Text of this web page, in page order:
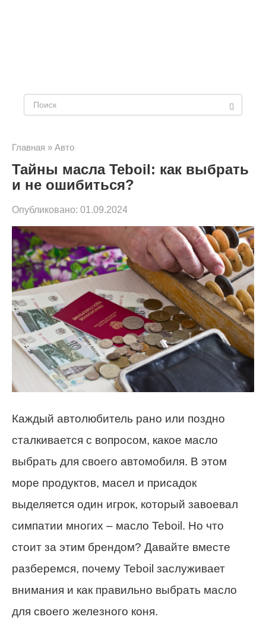
Главная » Авто
Тайны масла Teboil: как выбрать
и не ошибиться?
Опубликовано: 01.09.2024
Каждый автолюбитель рано или поздно
сталкивается с вопросом, какое масло
выбрать для своего автомобиля. В этом
море продуктов, масел и присадок
выделяется один игрок, который завоевал
симпатии многих – масло Teboil. Но что
стоит за этим брендом? Давайте вместе
разберемся, почему Teboil заслуживает
внимания и как правильно выбрать масло
для своего железного коня.